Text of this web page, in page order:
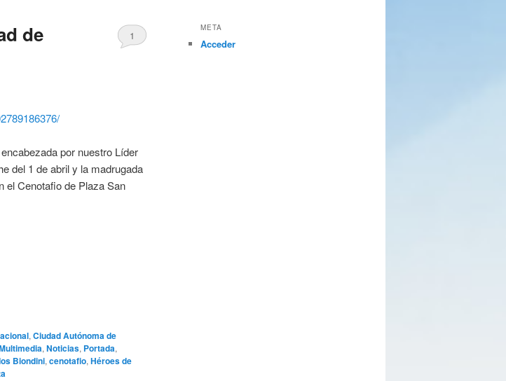
de
1
por nuestro Líder
del 1 de abril y la madrugada
el Cenotafio de Plaza San
, Ciudad Autónoma de
, Noticias, Portada,
Biondini, cenotafio, Héroes de
META
Acceder